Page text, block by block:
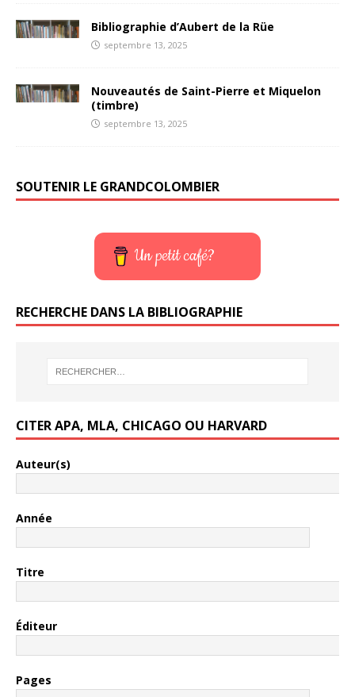
Bibliographie d’Aubert de la Rüe
septembre 13, 2025
Nouveautés de Saint-Pierre et Miquelon
(timbre)
septembre 13, 2025
SOUTENIR LE GRANDCOLOMBIER
Un petit café?
RECHERCHE DANS LA BIBLIOGRAPHIE
CITER APA, MLA, CHICAGO OU HARVARD
Auteur(s)
Année
Titre
Éditeur
Pages